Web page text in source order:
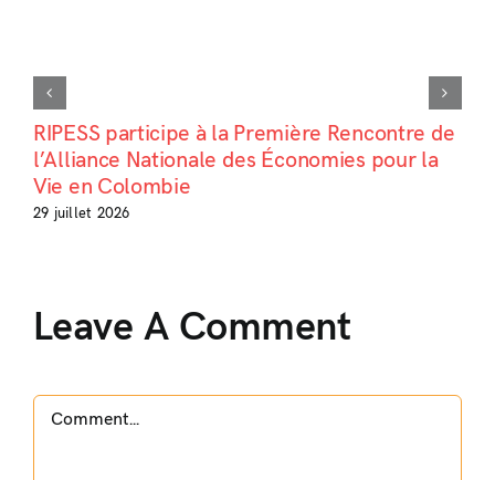
RIPESS participe à la Première Rencontre de
l’Alliance Nationale des Économies pour la
Vie en Colombie
29 juillet 2026
Leave A Comment
Comment